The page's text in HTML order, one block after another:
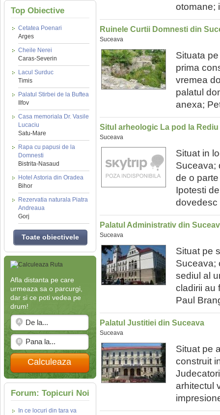
Top Obiective
Cetatea Poenari
Arges
Cheile Nerei
Caras-Severin
Lacul Surduc
Timis
Palatul Stirbei de la Buftea
Ilfov
Casa memoriala Dr. Vasile
Lucaciu
Satu-Mare
Rapa cu papusi de la
Domnesti
Bistrita-Nasaud
Hotel Astoria din Oradea
Bihor
Rezervatia naturala Piatra
Andreaua
Gorj
Toate obiectivele
Afla distanta pe care
urmeaza sa o parcurgi,
dar si ce poti vedea pe
drum!
Calculeaza
Forum: Topicuri Noi
In ce locuri din tara va
otomane;
Ruinele Curtii Domnesti din
Suceava
Situata
prima
vremea
palatul
anexa;
Situl arheologic La pod la
Suceava
Situat in
Suceava;
de o
Ipotesti
dovedesc
Palatul Administrativ din
Suceava
Situat pe
Suceava;
sediul al
cladirii au
Paul
Palatul Justitiei din Suceava
Suceava
Situat pe
construit
arhitectul